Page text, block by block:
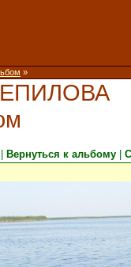
»
Вернуться к альбому